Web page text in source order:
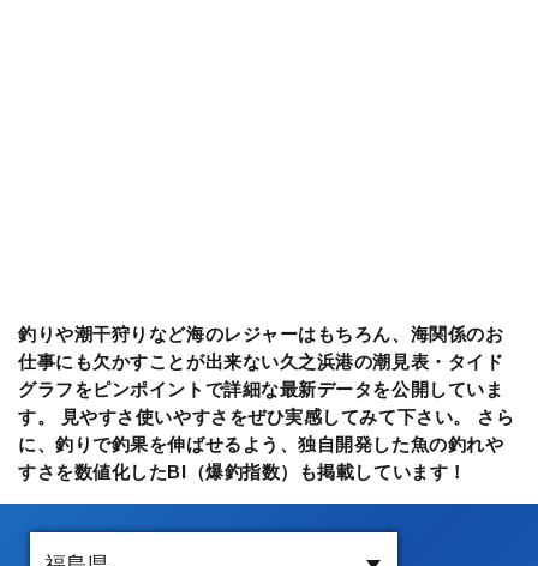
釣りや潮干狩りなど海のレジャーはもちろん、海関係のお
仕事にも欠かすことが出来ない久之浜港の潮見表・タイド
グラフをピンポイントで詳細な最新データを公開していま
す。 見やすさ使いやすさをぜひ実感してみて下さい。 さら
に、釣りで釣果を伸ばせるよう、独自開発した魚の釣れや
すさを数値化したBI（爆釣指数）も掲載しています！